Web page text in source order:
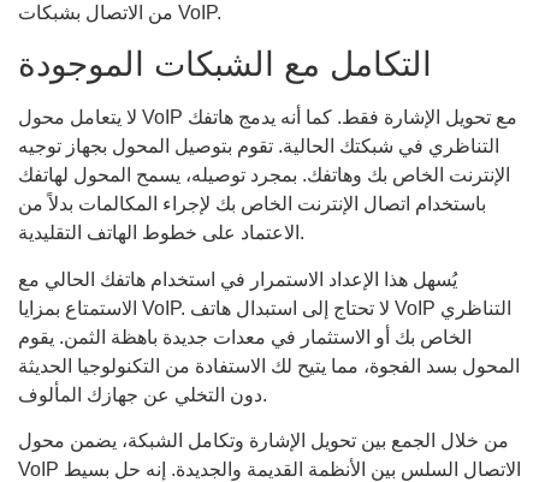
من الاتصال بشبكات VoIP.
التكامل مع الشبكات الموجودة
لا يتعامل محول VoIP مع تحويل الإشارة فقط. كما أنه يدمج هاتفك
التناظري في شبكتك الحالية. تقوم بتوصيل المحول بجهاز توجيه
الإنترنت الخاص بك وهاتفك. بمجرد توصيله، يسمح المحول لهاتفك
باستخدام اتصال الإنترنت الخاص بك لإجراء المكالمات بدلاً من
الاعتماد على خطوط الهاتف التقليدية.
يُسهل هذا الإعداد الاستمرار في استخدام هاتفك الحالي مع
الاستمتاع بمزايا VoIP. لا تحتاج إلى استبدال هاتف VoIP التناظري
الخاص بك أو الاستثمار في معدات جديدة باهظة الثمن. يقوم
المحول بسد الفجوة، مما يتيح لك الاستفادة من التكنولوجيا الحديثة
دون التخلي عن جهازك المألوف.
من خلال الجمع بين تحويل الإشارة وتكامل الشبكة، يضمن محول
VoIP الاتصال السلس بين الأنظمة القديمة والجديدة. إنه حل بسيط